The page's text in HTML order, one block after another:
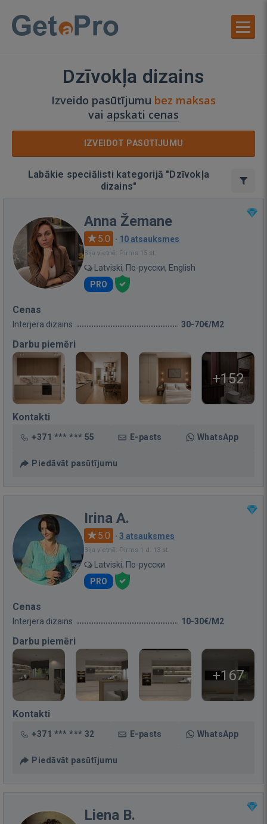
Dzīvokļa dizains
Izveido pasūtījumu bez maksas
vai apskati cenas
IZVEIDOT PASŪTĪJUMU
Labākie speciālisti kategorijā "Dzīvokļa
dizains"
Anna Žemane
5.0 · 10 atsauksmes
Bija vietnē: Pirms 15 st.
Latviski, По-русски, English
PRO
Cenas
Interjera dizains 30-70€/M2
Darbu piemēri
+152
Kontakti
+371 *** *** 55 E-pasts WhatsApp
Piedāvāt pasūtījumu
Irina A.
5.0 · 3 atsauksmes
Bija vietnē: Pirms 1 d. 13 st.
Latviski, По-русски
PRO
Cenas
Interjera dizains 10-30€/M2
Darbu piemēri
+167
Kontakti
+371 *** *** 32 E-pasts WhatsApp
Piedāvāt pasūtījumu
Liena B.